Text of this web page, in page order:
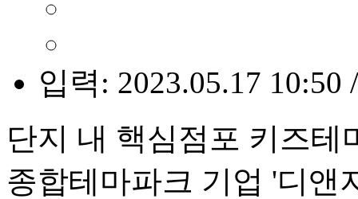
입력: 2023.05.17 10:50
단지 내 핵심점포 키즈테
종합테마파크 기업 '디앤